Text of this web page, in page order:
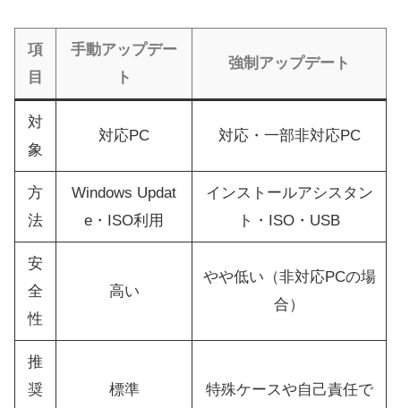
項
目
手動アップデー
ト
強制アップデート
対
象
対応PC 対応・一部非対応PC
方
法
Windows Updat
e・ISO利用
インストールアシスタン
ト・ISO・USB
安
全
性
高い
やや低い（非対応PCの場
合）
推
奨
標準 特殊ケースや自己責任で